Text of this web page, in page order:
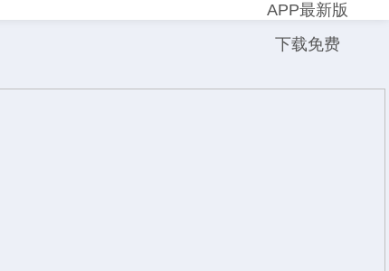
APP最新版
下载免费